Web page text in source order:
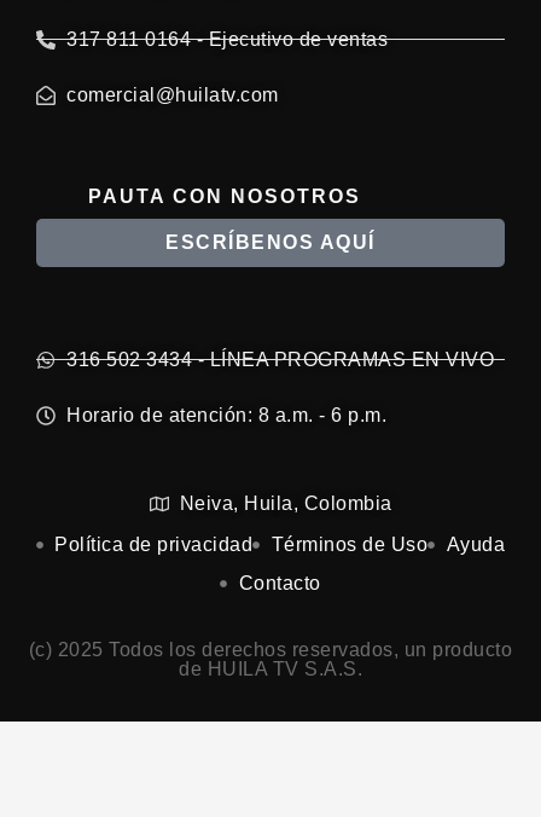
317 811 0164 - Ejecutivo de ventas
comercial@huilatv.com
PAUTA CON NOSOTROS
ESCRÍBENOS AQUÍ
316 502 3434 - LÍNEA PROGRAMAS EN VIVO
Horario de atención: 8 a.m. - 6 p.m.
Neiva, Huila, Colombia
Política de privacidad
Términos de Uso
Ayuda
Contacto
(c) 2025 Todos los derechos reservados, un producto
de HUILA TV S.A.S.